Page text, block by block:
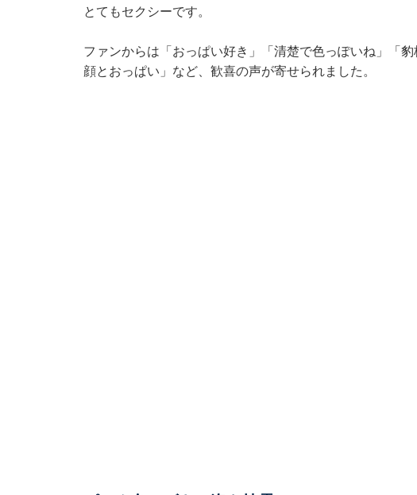
とてもセクシーです。
ファンからは「おっぱい好き」「清楚で色っぽいね」「
顔とおっぱい」など、歓喜の声が寄せられました。